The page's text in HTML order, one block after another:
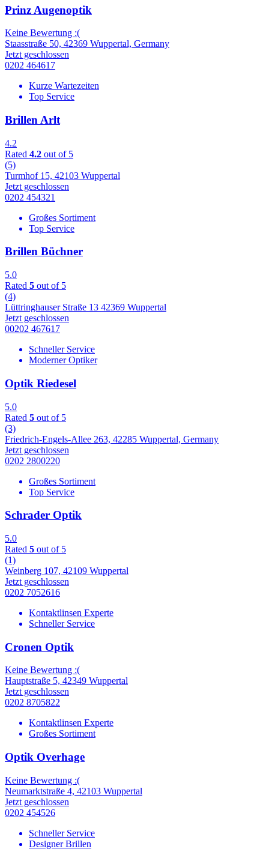
Prinz Augenoptik
Keine Bewertung :(
Staasstraße 50, 42369 Wuppertal, Germany
Jetzt geschlossen
0202 464617
Kurze Wartezeiten
Top Service
Brillen Arlt
4.2
Rated 4.2 out of 5
(5)
Turmhof 15, 42103 Wuppertal
Jetzt geschlossen
0202 454321
Großes Sortiment
Top Service
Brillen Büchner
5.0
Rated 5 out of 5
(4)
Lüttringhauser Straße 13 42369 Wuppertal
Jetzt geschlossen
00202 467617
Schneller Service
Moderner Optiker
Optik Riedesel
5.0
Rated 5 out of 5
(3)
Friedrich-Engels-Allee 263, 42285 Wuppertal, Germany
Jetzt geschlossen
0202 2800220
Großes Sortiment
Top Service
Schrader Optik
5.0
Rated 5 out of 5
(1)
Weinberg 107, 42109 Wuppertal
Jetzt geschlossen
0202 7052616
Kontaktlinsen Experte
Schneller Service
Cronen Optik
Keine Bewertung :(
Hauptstraße 5, 42349 Wuppertal
Jetzt geschlossen
0202 8705822
Kontaktlinsen Experte
Großes Sortiment
Optik Overhage
Keine Bewertung :(
Neumarktstraße 4, 42103 Wuppertal
Jetzt geschlossen
0202 454526
Schneller Service
Designer Brillen